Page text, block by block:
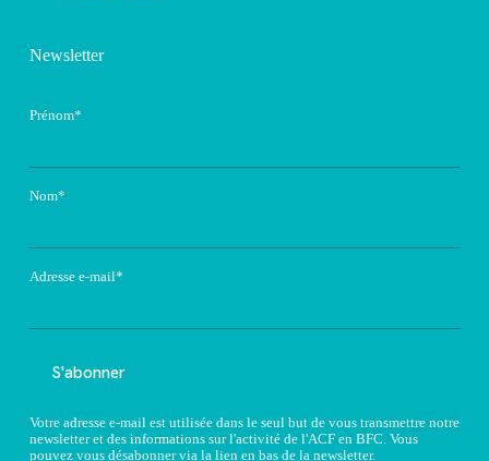
Newsletter
Prénom*
Nom*
Adresse e-mail*
Votre adresse e-mail est utilisée dans le seul but de vous transmettre notre
newsletter et des informations sur l'activité de l'ACF en BFC. Vous
pouvez vous désabonner via la lien en bas de la newsletter.